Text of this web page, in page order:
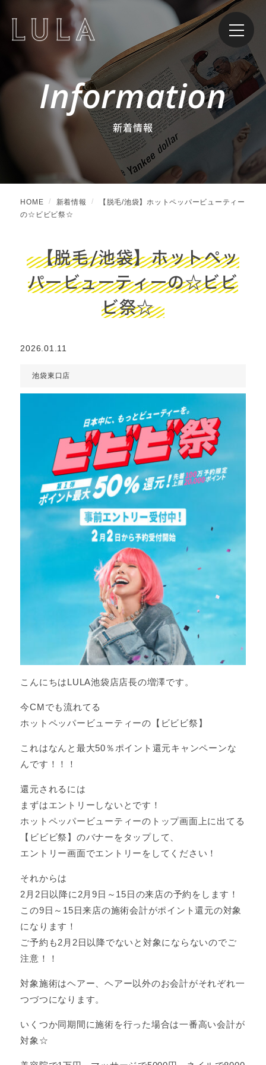
Information
新着情報
HOME 新着情報
【脱毛/池袋】ホットペッパービューティー
の☆ビビビ祭☆
【脱毛/池袋】ホットペッ
パービューティーの☆ビビ
ビ祭☆
2026.01.11
池袋東口店
こんにちはLULA池袋店店長の増澤です。
今CMでも流れてる
ホットペッパービューティーの【ビビビ祭】
これはなんと最大50％ポイント還元キャンペーンな
んです！！！
還元されるには
まずはエントリーしないとです！
ホットペッパービューティーのトップ画面上に出てる
【ビビビ祭】のバナーをタップして、
エントリー画面でエントリーをしてください！
それからは
2月2日以降に2月9日～15日の来店の予約をします！
この9日～15日来店の施術会計がポイント還元の対象
になります！
ご予約も2月2日以降でないと対象にならないのでご
注意！！
対象施術はヘアー、ヘアー以外のお会計がそれぞれ一
つづつになります。
いくつか同期間に施術を行った場合は一番高い会計が
対象☆